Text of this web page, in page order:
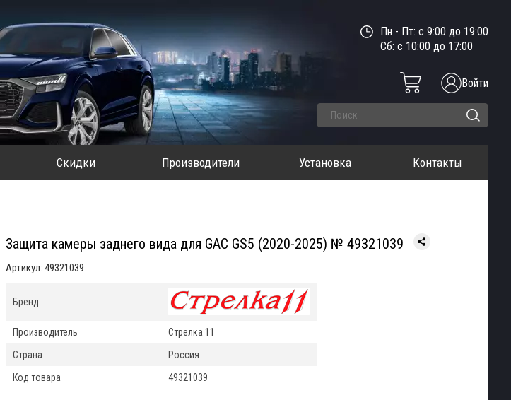
Пн - Пт: с 9:00 до 19:00
Сб: с 10:00 до 17:00
Войти
Скидки Производители Установка Контакты
Защита камеры заднего вида для GAC GS5 (2020-2025) № 49321039
Артикул: 49321039
Бренд
Производитель
Стрелка 11
Страна
Россия
Код товара
49321039